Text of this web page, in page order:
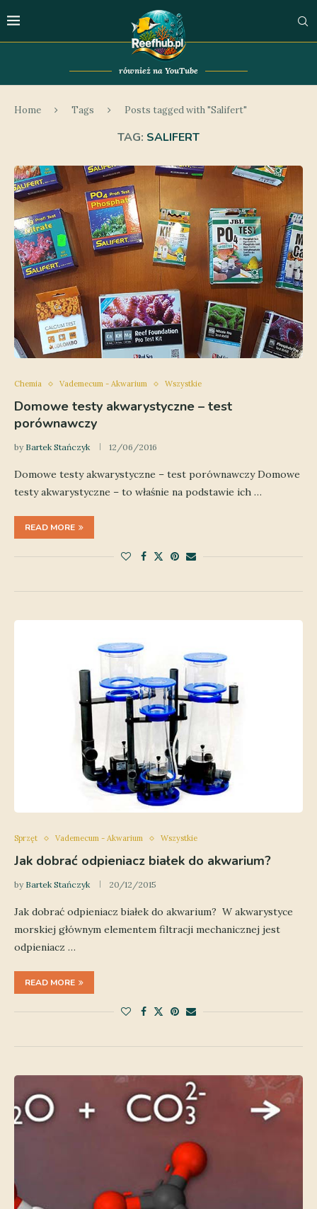
również na YouTube
Home Tags Posts tagged with "Salifert"
TAG: SALIFERT
Chemia Vademecum - Akwarium Wszystkie
Domowe testy akwarystyczne – test
porównawczy
by Bartek Stańczyk 12/06/2016
Domowe testy akwarystyczne – test porównawczy Domowe
testy akwarystyczne – to właśnie na podstawie ich …
READ MORE
Sprzęt Vademecum - Akwarium Wszystkie
Jak dobrać odpieniacz białek do akwarium?
by Bartek Stańczyk 20/12/2015
Jak dobrać odpieniacz białek do akwarium? W akwarystyce
morskiej głównym elementem filtracji mechanicznej jest
odpieniacz …
READ MORE